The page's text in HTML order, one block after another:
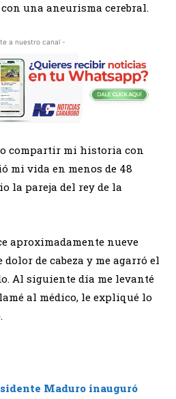
una aneurisma cerebral.
a nuestro canal -
compartir mi historia con
mi vida en menos de 48
la pareja del rey de la
aproximadamente nueve
de cabeza y me agarró el
Al siguiente día me levanté
al médico, le expliqué lo
Maduro inauguró